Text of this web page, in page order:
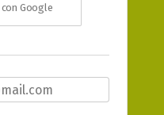
Google